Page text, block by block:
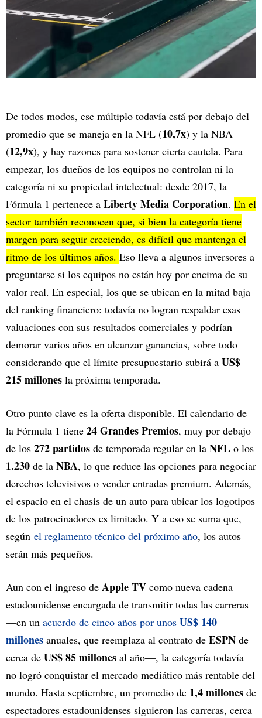
De todos modos, ese múltiplo todavía está por debajo del
promedio que se maneja en la NFL (10,7x) y la NBA
(12,9x), y hay razones para sostener cierta cautela. Para
empezar, los dueños de los equipos no controlan ni la
categoría ni su propiedad intelectual: desde 2017, la
Fórmula 1 pertenece a Liberty Media Corporation. En el
sector también reconocen que, si bien la categoría tiene
margen para seguir creciendo, es difícil que mantenga el
ritmo de los últimos años. Eso lleva a algunos inversores a
preguntarse si los equipos no están hoy por encima de su
valor real. En especial, los que se ubican en la mitad baja
del ranking financiero: todavía no logran respaldar esas
valuaciones con sus resultados comerciales y podrían
demorar varios años en alcanzar ganancias, sobre todo
considerando que el límite presupuestario subirá a US$
215 millones la próxima temporada.
Otro punto clave es la oferta disponible. El calendario de
la Fórmula 1 tiene 24 Grandes Premios, muy por debajo
de los 272 partidos de temporada regular en la NFL o los
1.230 de la NBA, lo que reduce las opciones para negociar
derechos televisivos o vender entradas premium. Además,
el espacio en el chasis de un auto para ubicar los logotipos
de los patrocinadores es limitado. Y a eso se suma que,
según el reglamento técnico del próximo año, los autos
serán más pequeños.
Aun con el ingreso de Apple TV como nueva cadena
estadounidense encargada de transmitir todas las carreras
—en un acuerdo de cinco años por unos US$ 140
millones anuales, que reemplaza al contrato de ESPN de
cerca de US$ 85 millones al año—, la categoría todavía
no logró conquistar el mercado mediático más rentable del
mundo. Hasta septiembre, un promedio de 1,4 millones de
espectadores estadounidenses siguieron las carreras, cerca